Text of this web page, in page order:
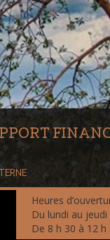
Heures
Du lundi au jeudi
De 8 h 30 à 12